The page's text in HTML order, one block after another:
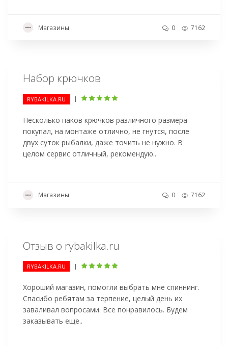
Магазины 0 7162
Набор крючков
RYBAKILKA.RU |
Несколько паков крючков различного размера
покупал, на монтаже отлично, не гнутся, после
двух суток рыбалки, даже точить не нужно. В
целом сервис отличный, рекомендую..
Магазины 0 7162
Отзыв о rybakilka.ru
RYBAKILKA.RU |
Хороший магазин, помогли выбрать мне спиннинг.
Спасибо ребятам за терпение, целый день их
заваливал вопросами. Все понравилось. Будем
заказывать еще..